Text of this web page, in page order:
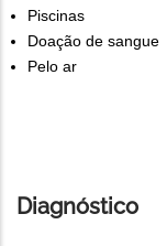
Piscinas
Doação de sangue
Pelo ar
Diagnóstico